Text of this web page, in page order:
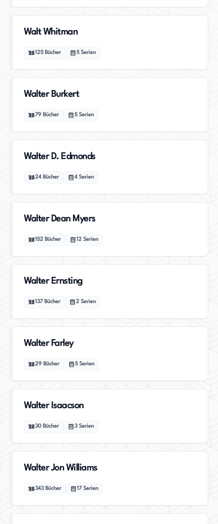
Walt Whitman
125 Bücher 5 Serien
Walter Burkert
79 Bücher 5 Serien
Walter D. Edmonds
24 Bücher 4 Serien
Walter Dean Myers
152 Bücher 12 Serien
Walter Ernsting
137 Bücher 2 Serien
Walter Farley
29 Bücher 5 Serien
Walter Isaacson
30 Bücher 3 Serien
Walter Jon Williams
343 Bücher 17 Serien